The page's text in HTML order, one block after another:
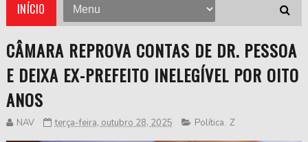
INÍCIO
CÂMARA REPROVA CONTAS DE DR. PESSOA
E DEIXA EX-PREFEITO INELEGÍVEL POR OITO
ANOS
NAV terça-feira, outubro 28, 2025 Política, Z